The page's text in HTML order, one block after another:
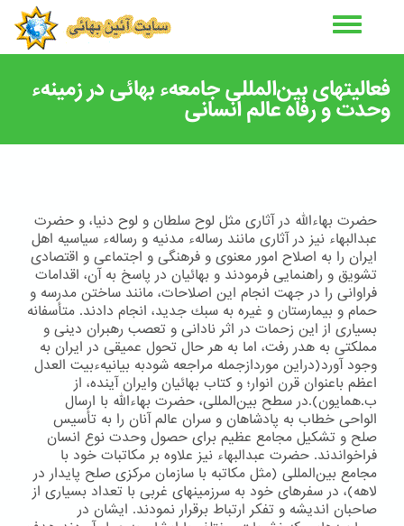
فعالیتهای بین‌المللی جامعهء بهائی در زمینهء
وحدت و رفاه عالم انسانی
حضرت بهاءالله در آثاری مثل لوح سلطان و لوح دنیا، و حضرت
عبدالبهاء نیز در آثاری مانند رسالهء مدنیه و رسالهء سیاسیه اهل
ایران را به اصلاح امور معنوی و فرهنگی و اجتماعی و اقتصادی
تشویق و راهنمایی فرمودند و بهائیان در پاسخ به آن، اقدامات
فراوانی را در جهت انجام این اصلاحات، مانند ساختن مدرسه و
حمام و بیمارستان و غیره به سبك جدید، انجام دادند. متأسفانه
بسیاری از این زحمات در اثر نادانی و تعصب رهبران دینی و
مملكتی به هدر رفت، اما به هر حال تحول عمیقی در ایران به
وجود آورد(دراین موردازجمله مراجعه شودبه بیانیهءبیت العدل
اعظم باعنوان قرن انوار؛ و كتاب بهائیان وایران آینده، از
ب.همایون).در سطح بین‌المللی، حضرت بهاءالله با ارسال
الواحی خطاب به پادشاهان و سران عالم آنان را به تأسیس
صلح و تشكیل مجامع عظیم برای حصول وحدت نوع انسان
فراخواندند. حضرت عبدالبهاء نیز علاوه بر مكاتبات خود با
مجامع بین‌المللی (مثل مكاتبه با سازمان مركزی صلح پایدار در
لاهه)، در سفرهای خود به سرزمینهای غربی با تعداد بسیاری از
صاحبان اندیشه و تفكر ارتباط برقرار نمودند. ایشان در